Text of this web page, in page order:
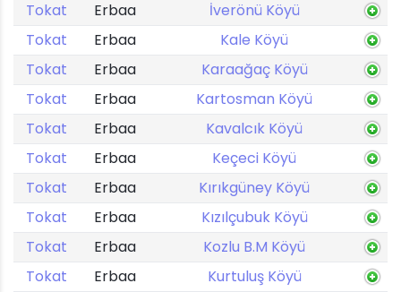
Tokat
Erbaa
İverönü Köyü
Tokat
Erbaa
Kale Köyü
Tokat
Erbaa
Karaağaç Köyü
Tokat
Erbaa
Kartosman Köyü
Tokat
Erbaa
Kavalcık Köyü
Tokat
Erbaa
Keçeci Köyü
Tokat
Erbaa
Kırıkgüney Köyü
Tokat
Erbaa
Kızılçubuk Köyü
Tokat
Erbaa
Kozlu B.M Köyü
Tokat
Erbaa
Kurtuluş Köyü